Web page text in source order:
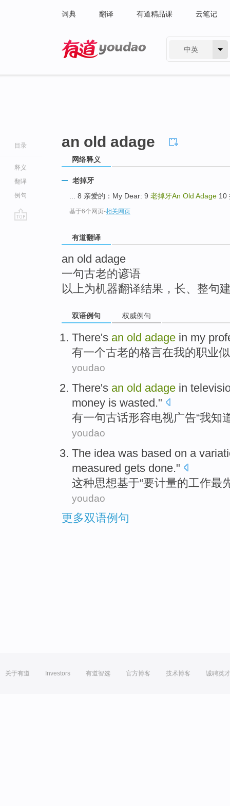
词典 翻译 有道精品课 云笔记
中英
目录
释义
翻译
例句
an old adage
网络释义
老掉牙
... 8 亲爱的：My Dear: 9 老掉牙An Old Adage 10
基于6个网页-相关网页
有道翻译
an old adage
一句古老的谚语
以上为机器翻译结果，长、整句
双语例句 权威例句
There's an old adage in my
有一个古老的格言在我的职业
youdao
There's an old adage in
money is wasted."
有一句古话形容电视广告“我知
youdao
The idea was based on a
measured gets done."
这种思想基于“要计量的工作最
youdao
更多双语例句
关于有道 Investors 有道智选 官方博客 技术博客 诚聘英才